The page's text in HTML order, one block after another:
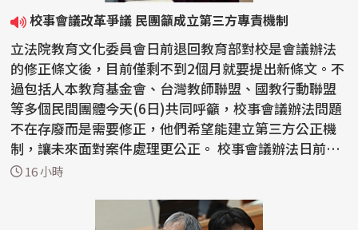
校事會議改革爭議 民團籲成立第三方專責機制
立法院教育文化委員會日前退回教育部對校是會議辦法
的修正條文後，目前僅剩不到2個月就要提出新條文。不
過包括人本教育基金會、台灣教師聯盟、國教行動聯盟
等多個民間團體今天(6日)共同呼籲，校事會議辦法問題
不在存廢而是需要修正，他們希望能建立第三方公正機
制，讓未來面對案件處理更公正。 校事會議辦法日前遭
到...16 小時